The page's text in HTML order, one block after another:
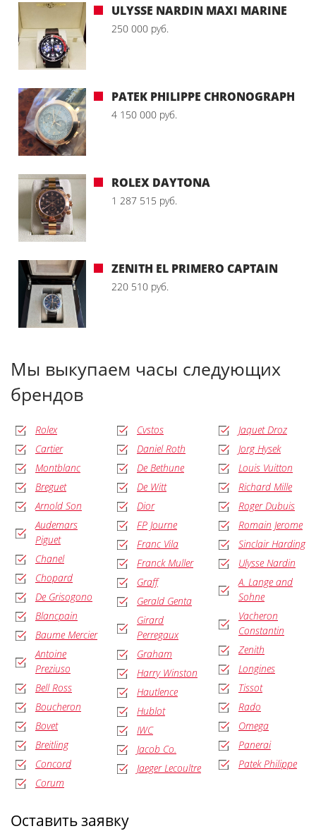
ULYSSE NARDIN MAXI MARINE
250 000 руб.
PATEK PHILIPPE CHRONOGRAPH
4 150 000 руб.
ROLEX DAYTONA
1 287 515 руб.
ZENITH EL PRIMERO CAPTAIN
220 510 руб.
Мы выкупаем часы следующих
брендов
Rolex
Cartier
Montblanc
Breguet
Arnold Son
Audemars
Piguet
Chanel
Chopard
De Grisogono
Blancpain
Baume Mercier
Antoine
Preziuso
Bell Ross
Boucheron
Bovet
Breitling
Concord
Corum
Cvstos
Daniel Roth
De Bethune
De Witt
Dior
FP Journe
Franc Vila
Franck Muller
Graff
Gerald Genta
Girard
Perregaux
Graham
Harry Winston
Hautlence
Hublot
IWC
Jacob Co.
Jaeger Lecoultre
Jaquet Droz
Jorg Hysek
Louis Vuitton
Richard Mille
Roger Dubuis
Romain Jerome
Sinclair Harding
Ulysse Nardin
A. Lange and
Sohne
Vacheron
Constantin
Zenith
Longines
Tissot
Rado
Omega
Panerai
Patek Philippe
Оставить заявку